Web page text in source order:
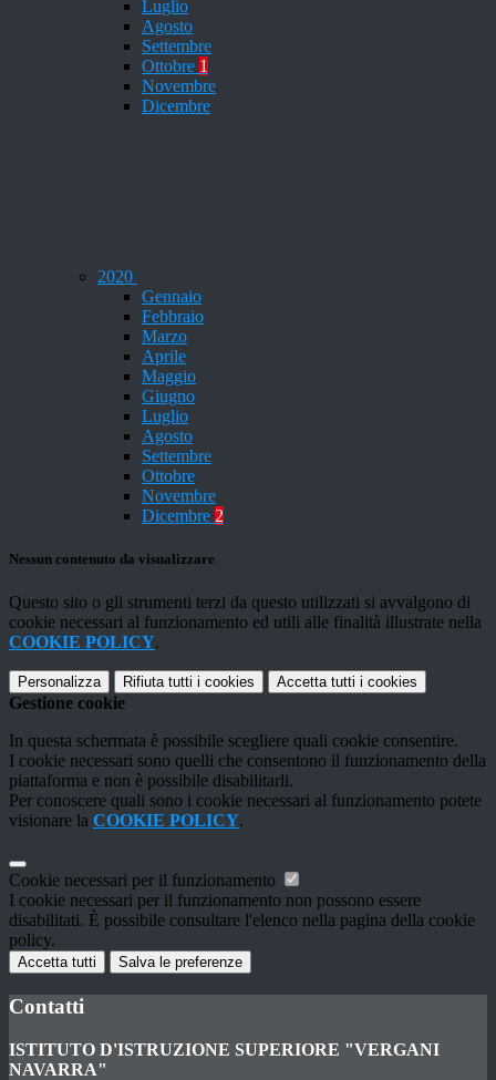
Luglio
Agosto
Settembre
Ottobre 1
Novembre
Dicembre
2020
Gennaio
Febbraio
Marzo
Aprile
Maggio
Giugno
Luglio
Agosto
Settembre
Ottobre
Novembre
Dicembre 2
Nessun contenuto da visualizzare
Questo sito o gli strumenti terzi da questo utilizzati si avvalgono di
cookie necessari al funzionamento ed utili alle finalità illustrate nella
COOKIE POLICY.
Personalizza Rifiuta tutti i cookies Accetta tutti i cookies
Gestione cookie
In questa schermata è possibile scegliere quali cookie consentire.
I cookie necessari sono quelli che consentono il funzionamento della
piattaforma e non è possibile disabilitarli.
Per conoscere quali sono i cookie necessari al funzionamento potete
visionare la COOKIE POLICY.
Cookie necessari per il funzionamento
I cookie necessari per il funzionamento non possono essere
disabilitati. È possibile consultare l'elenco nella pagina della cookie
policy.
Accetta tutti Salva le preferenze
Contatti
ISTITUTO D'ISTRUZIONE SUPERIORE "VERGANI
NAVARRA"